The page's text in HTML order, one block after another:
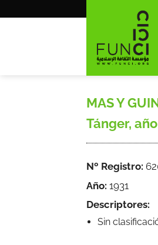
MAS Y
Tánger,
Nº Registro:
Año: 1931
Descriptores:
Sin